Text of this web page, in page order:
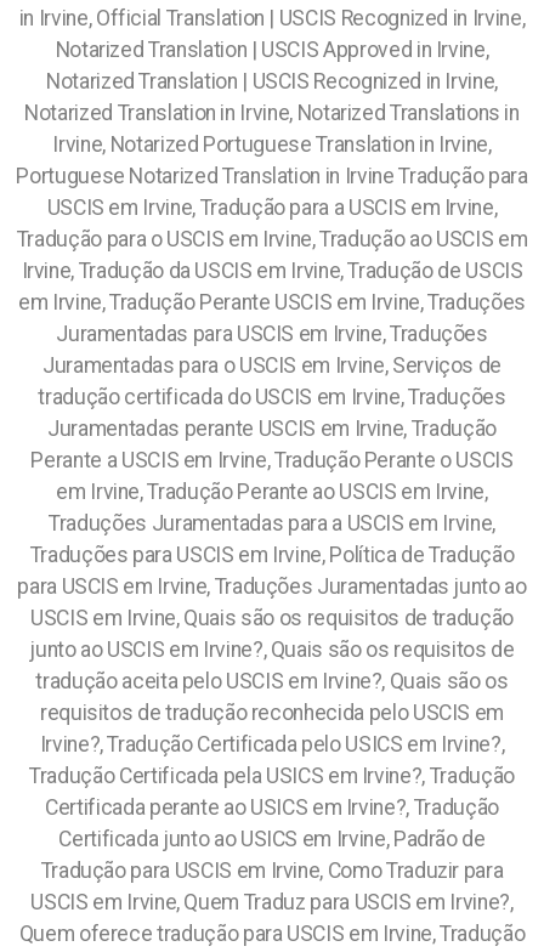
in Irvine, Official Translation | USCIS Recognized in Irvine,
Notarized Translation | USCIS Approved in Irvine,
Notarized Translation | USCIS Recognized in Irvine,
Notarized Translation in Irvine, Notarized Translations in
Irvine, Notarized Portuguese Translation in Irvine,
Portuguese Notarized Translation in Irvine Tradução para
USCIS em Irvine, Tradução para a USCIS em Irvine,
Tradução para o USCIS em Irvine, Tradução ao USCIS em
Irvine, Tradução da USCIS em Irvine, Tradução de USCIS
em Irvine, Tradução Perante USCIS em Irvine, Traduções
Juramentadas para USCIS em Irvine, Traduções
Juramentadas para o USCIS em Irvine, Serviços de
tradução certificada do USCIS em Irvine, Traduções
Juramentadas perante USCIS em Irvine, Tradução
Perante a USCIS em Irvine, Tradução Perante o USCIS
em Irvine, Tradução Perante ao USCIS em Irvine,
Traduções Juramentadas para a USCIS em Irvine,
Traduções para USCIS em Irvine, Política de Tradução
para USCIS em Irvine, Traduções Juramentadas junto ao
USCIS em Irvine, Quais são os requisitos de tradução
junto ao USCIS em Irvine?, Quais são os requisitos de
tradução aceita pelo USCIS em Irvine?, Quais são os
requisitos de tradução reconhecida pelo USCIS em
Irvine?, Tradução Certificada pelo USICS em Irvine?,
Tradução Certificada pela USICS em Irvine?, Tradução
Certificada perante ao USICS em Irvine?, Tradução
Certificada junto ao USICS em Irvine, Padrão de
Tradução para USCIS em Irvine, Como Traduzir para
USCIS em Irvine, Quem Traduz para USCIS em Irvine?,
Quem oferece tradução para USCIS em Irvine, Tradução